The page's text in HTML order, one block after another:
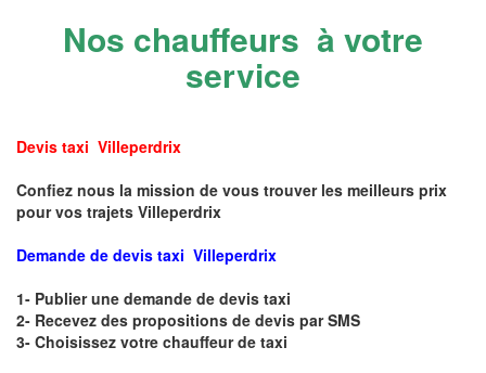
Nos chauffeurs à votre
service
Devis taxi Villeperdrix
Confiez nous la mission de vous trouver les meilleurs prix
pour vos trajets Villeperdrix
Demande de devis taxi Villeperdrix
1- Publier une demande de devis taxi
2- Recevez des propositions de devis par SMS
3- Choisissez votre chauffeur de taxi